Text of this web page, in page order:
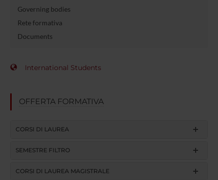
Governing bodies
Rete formativa
Documents
International Students
OFFERTA FORMATIVA
CORSI DI LAUREA
SEMESTRE FILTRO
CORSI DI LAUREA MAGISTRALE